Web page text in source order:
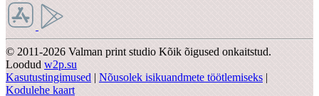
© 2011-2026 Valman print studio Kõik õigused onkaitstud.
Loodud w2p.su
Kasutustingimused | Nõusolek isikuandmete töötlemiseks |
Kodulehe kaart